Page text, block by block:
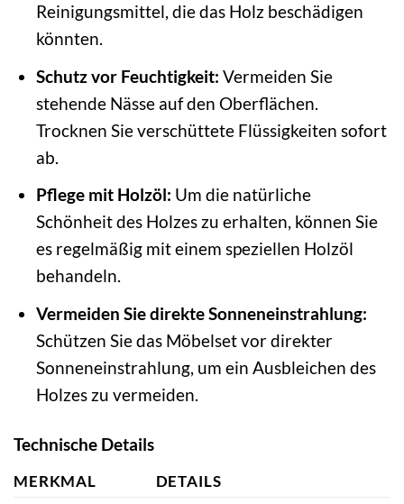
Reinigungsmittel, die das Holz beschädigen
könnten.
Schutz vor Feuchtigkeit: Vermeiden Sie
stehende Nässe auf den Oberflächen.
Trocknen Sie verschüttete Flüssigkeiten sofort
ab.
Pflege mit Holzöl: Um die natürliche
Schönheit des Holzes zu erhalten, können Sie
es regelmäßig mit einem speziellen Holzöl
behandeln.
Vermeiden Sie direkte Sonneneinstrahlung:
Schützen Sie das Möbelset vor direkter
Sonneneinstrahlung, um ein Ausbleichen des
Holzes zu vermeiden.
Technische Details
MERKMAL DETAILS